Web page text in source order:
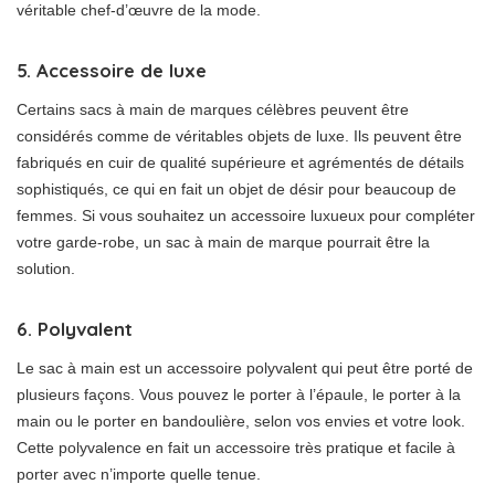
véritable chef-d’œuvre de la mode.
5. Accessoire de luxe
Certains sacs à main de marques célèbres peuvent être
considérés comme de véritables objets de luxe. Ils peuvent être
fabriqués en cuir de qualité supérieure et agrémentés de détails
sophistiqués, ce qui en fait un objet de désir pour beaucoup de
femmes. Si vous souhaitez un accessoire luxueux pour compléter
votre garde-robe, un sac à main de marque pourrait être la
solution.
6. Polyvalent
Le sac à main est un accessoire polyvalent qui peut être porté de
plusieurs façons. Vous pouvez le porter à l’épaule, le porter à la
main ou le porter en bandoulière, selon vos envies et votre look.
Cette polyvalence en fait un accessoire très pratique et facile à
porter avec n’importe quelle tenue.